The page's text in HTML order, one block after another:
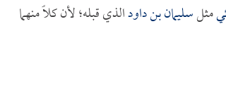
مثلسليمان بن داودالذي قبله؛ لأن كلاً منهما